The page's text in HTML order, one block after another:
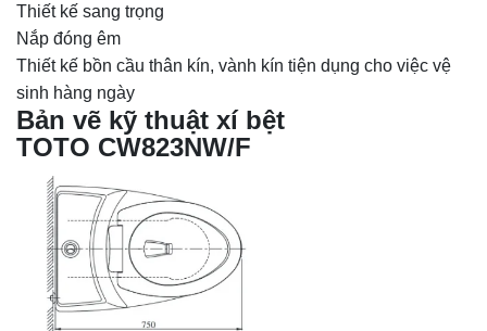
Thiết kế sang trọng
Nắp đóng êm
Thiết kế bồn cầu thân kín, vành kín tiện dụng cho việc vệ
sinh hàng ngày
Bản vẽ kỹ thuật xí bệt
TOTO CW823NW/F